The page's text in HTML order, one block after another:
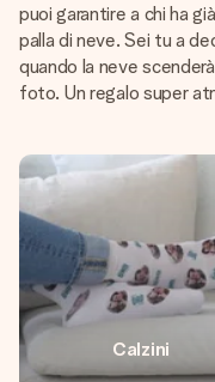
puoi garantire a chi ha
palla di neve. Sei tu a
quando la neve
foto. Un regalo super
Calzini